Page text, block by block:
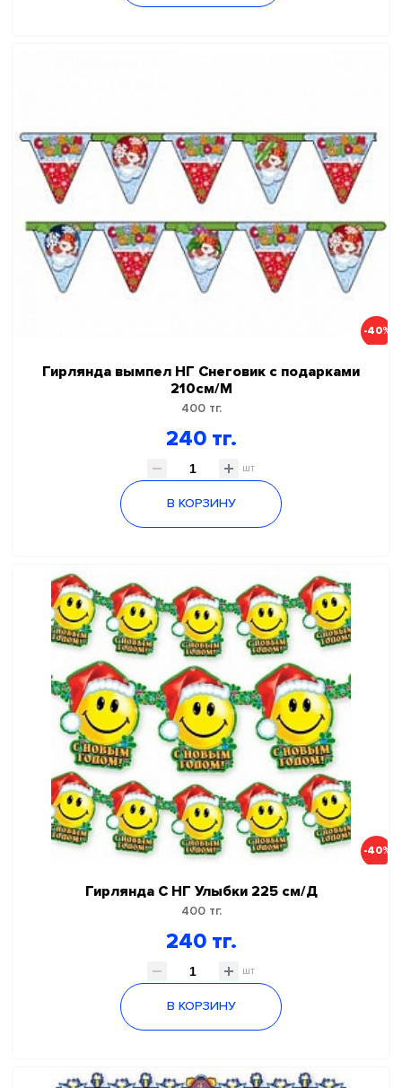
-40%
Гирлянда вымпел НГ Снеговик с подарками
210см/М
400 тг.
240 тг.
шт
В КОРЗИНУ
-40%
Гирлянда С НГ Улыбки 225 см/Д
400 тг.
240 тг.
шт
В КОРЗИНУ